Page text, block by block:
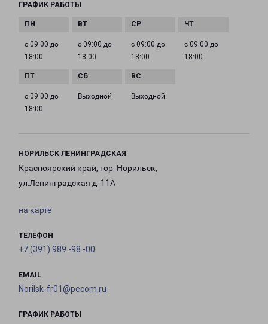
ГРАФИК РАБОТЫ
с 09:00 до
18:00
с 09:00 до
18:00
с 09:00 до
18:00
с 09:00 до
18:00
с 09:00 до
18:00
Выходной Выходной
НОРИЛЬСК ЛЕНИНГРАДСКАЯ
Красноярский край, гор. Норильск,
ул.Ленинградская д. 11А
на карте
ТЕЛЕФОН
+7 (391) 989 -98 -00
EMAIL
Norilsk-fr01@pecom.ru
ГРАФИК РАБОТЫ